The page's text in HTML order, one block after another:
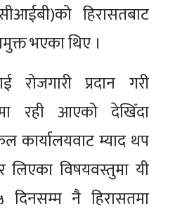
हिरासतबाट
भएका थिए ।
रोजगारी प्रदान गरी
रही आएको देखिँदा
कार्यालयवाट म्याद थप
लिएका विषयवस्तुमा यी
दिनसम्म नै हिरासतमा